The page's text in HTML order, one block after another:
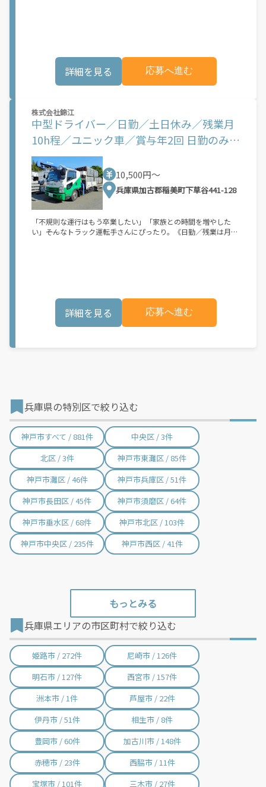
・業務外交流 少ない ☆☆★☆☆ 多い ・身につく知識/経験
汎用性 ☆☆★☆☆ 専門性 ・派遣先企業社員との関わり 少ない
☆☆★☆☆ 多い ・派遣社員比率 少ない ☆☆★☆☆ 多い ・仕
へのご案内が難しい場合があります。 ◆高収入☆月収29万円可！
安定した収入が得られます！ ◆GWなどの長期休暇あり☆帰省や
レジャーも楽しめます♪ ◆マイカー通勤OK♪通勤もらくらくで
す◎ 《給与》 時給1,400円～ 時給：1,400円～ 月収例：291,000
赴任での新規ご入社の方に！入社日に現金化可能なデジタルギフ
トで2万円分支給♪ 【日払い制度】 利用申し込み完了後～最短5
分で受け取り可能！スマホから簡単に申請いただけます！※規定
あり◆玉掛け、クレーン資格をお持ちの方 ◎学歴不問 ◎フォー
クリフト資格をお持ちの方歓迎 ◎若手男性活躍中！ 《履歴書不
要☆オンライン面接OK》 家にいながらスマホですぐにWEB面談
ができる！履歴書・志望動機不要・私服でOK！ 今までの経歴も
問いません！ お気軽にご応募ください！ 稼ぎたい！休日が多い
詳細を見る 応募へ進む
株式会社錦江
中型ドライバー／日勤／土日休み／残業月
10h程／ユニック車／賞与年2回 日勤のみ＊
日曜休み＊残業月20h程♪ユニックドライ
バー
10,500円〜
兵庫県加古郡稲美町下草谷441-128
「不規則な運行はもう卒業したい」「家族との時間を増やした
い」――そんなトラック運転手さんにぴったり。《日勤／残業は月
_/_/_/_/_/_/_/_/_/_/ 収入を維持しながら、 体力負担は少なく
当たり20hほど 平均勤続約10年の安定職場
つき、 正社員の増員を決定！ 日勤の中型ユニック車ドライバー
￣￣￣￣￣￣￣￣￣￣￣￣￣ センターから現場まで 足場資材を
運搬します。 ＜運搬エリア＞ 近畿一円の地場 ＜積み降ろし＞ セ
ンターでの積み込み：フォークリフト 現場での積み降ろし：ユニ
ック ★資材は宵積みしておきます ★種類ごとに結束されてお
り、 個数・荷姿が決まっているので、 一度覚えればスムー
ズです◎ 情報提供元： ビズコミ(株式会社三光アド)
詳細を見る 応募へ進む
兵庫県の特別区で絞り込む
神戸市すべて / 881件
中央区 / 3件
北区 / 3件
神戸市東灘区 / 85件
神戸市灘区 / 46件
神戸市兵庫区 / 51件
神戸市長田区 / 45件
神戸市須磨区 / 64件
神戸市垂水区 / 68件
神戸市北区 / 103件
神戸市中央区 / 235件
神戸市西区 / 41件
兵庫県エリアの市区町村で絞り込む
姫路市 / 272件
尼崎市 / 126件
明石市 / 127件
西宮市 / 157件
洲本市 / 1件
芦屋市 / 22件
伊丹市 / 51件
相生市 / 8件
豊岡市 / 60件
加古川市 / 148件
赤穂市 / 23件
西脇市 / 11件
宝塚市 / 101件
三木市 / 27件